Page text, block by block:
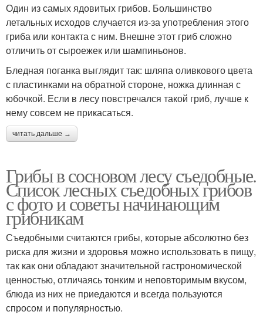
Один из самых ядовитых грибов. Большинство
летальных исходов случается из-за употребления этого
гриба или контакта с ним. Внешне этот гриб сложно
отличить от сыроежек или шампиньонов.
Бледная поганка выглядит так: шляпа оливкового цвета
с пластинками на обратной стороне, ножка длинная с
юбочкой. Если в лесу повстречался такой гриб, лучше к
нему совсем не прикасаться.
читать дальше →
Грибы в сосновом лесу съедобные.
Список лесных съедобных грибов
с фото и советы начинающим
грибникам
Съедобными считаются грибы, которые абсолютно без
риска для жизни и здоровья можно использовать в пищу,
так как они обладают значительной гастрономической
ценностью, отличаясь тонким и неповторимым вкусом,
блюда из них не приедаются и всегда пользуются
спросом и популярностью.